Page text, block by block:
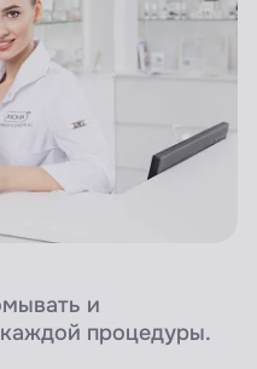
и
процедуры.